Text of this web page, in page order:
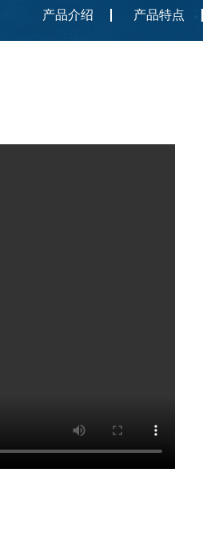
产品介绍 产品特点